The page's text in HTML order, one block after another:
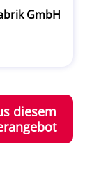
GmbH
diesem